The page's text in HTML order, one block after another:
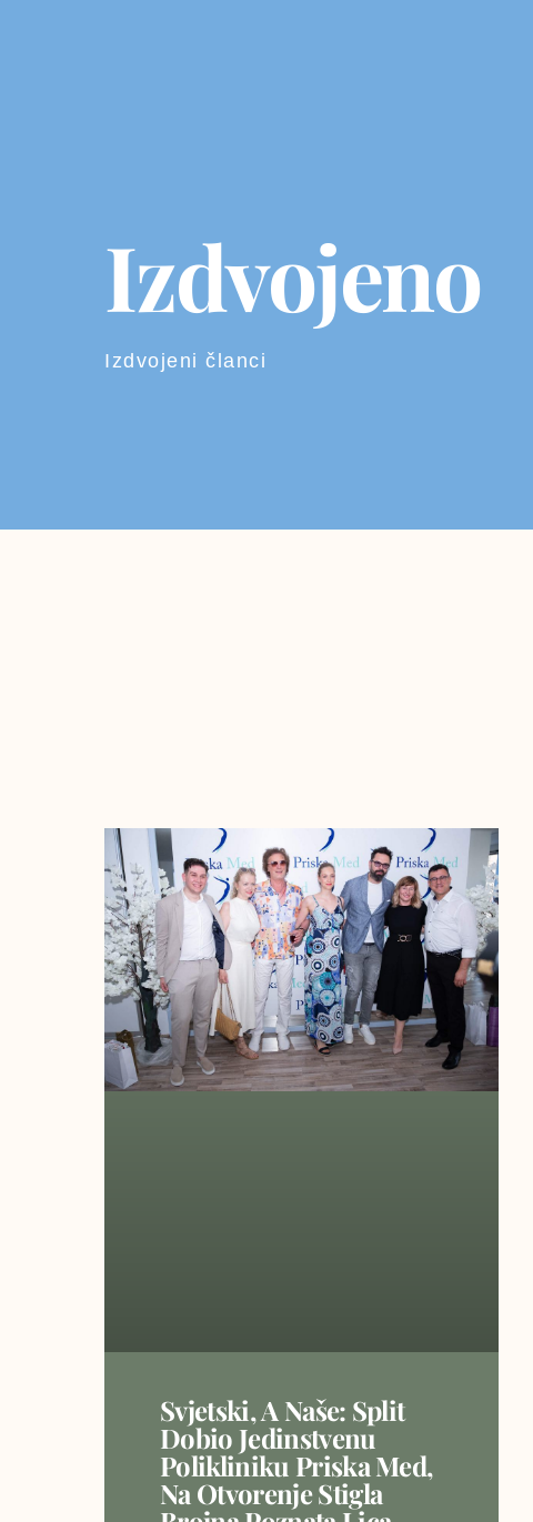
Izdvojeno
Izdvojeni članci
Svjetski, A Naše: Split
Dobio Jedinstvenu
Polikliniku Priska Med,
Na Otvorenje Stigla